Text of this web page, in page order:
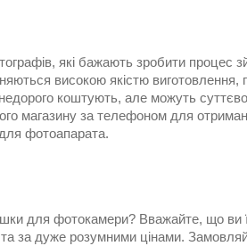
які бажають зробити
високою якістю виготовлення,
коштують, але можуть
магазину за телефоном для
фотоапарата.
для фотокамери? Вважайте, що
та за дуже розумними цінами.